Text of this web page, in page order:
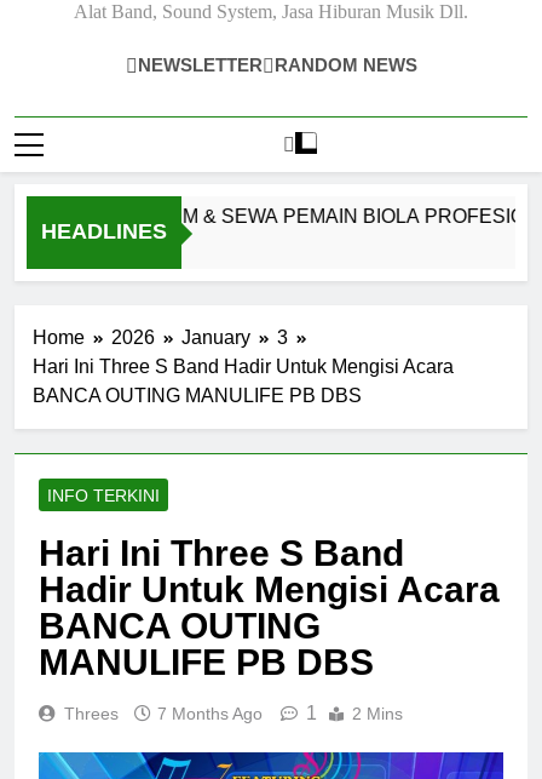
Alat Band, Sound System, Jasa Hiburan Musik Dll.
NEWSLETTER RANDOM NEWS
HEADLINES
SYSTEM & SEWA PEMAIN BIOLA PROFESIONAL
Home 2026 January
3
Hari Ini Three S Band Hadir Untuk Mengisi Acara
BANCA OUTING MANULIFE PB DBS
INFO TERKINI
Hari Ini Three S Band
Hadir Untuk Mengisi Acara
BANCA OUTING
MANULIFE PB DBS
Threes 7 Months Ago 1 2 Mins